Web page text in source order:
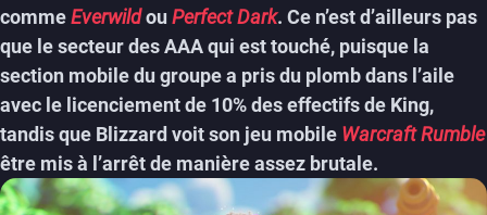
commeEverwildouPerfect Dark. Ce n’est d’ailleurs pas
que le secteur des AAA qui est touché, puisque la
section mobile du groupe a pris du plomb dans l’aile
avec le licenciement de 10% des effectifs de King,
tandis que Blizzard voit son jeu mobile Warcraft Rumble
être mis à l’arrêt de manière assez brutale.